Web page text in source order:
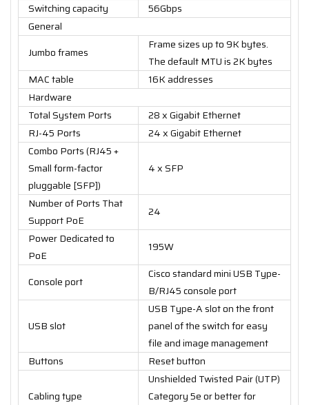
Switching capacity
56Gbps
General
Jumbo frames
Frame sizes up to 9K bytes.
The default MTU is 2K bytes
MAC table
16K addresses
Hardware
Total System Ports
28 x Gigabit Ethernet
RJ-45 Ports
24 x Gigabit Ethernet
Combo Ports (RJ45 +
Small form-factor
pluggable [SFP])
4 x SFP
Number of Ports That
Support PoE
24
Power Dedicated to
PoE
195W
Console port
Cisco standard mini USB Type-
B/RJ45 console port
USB slot
USB Type-A slot on the front
panel of the switch for easy
file and image management
Buttons
Reset button
Cabling type
Unshielded Twisted Pair (UTP)
Category 5e or better for